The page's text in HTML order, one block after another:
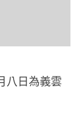
八日為義雲